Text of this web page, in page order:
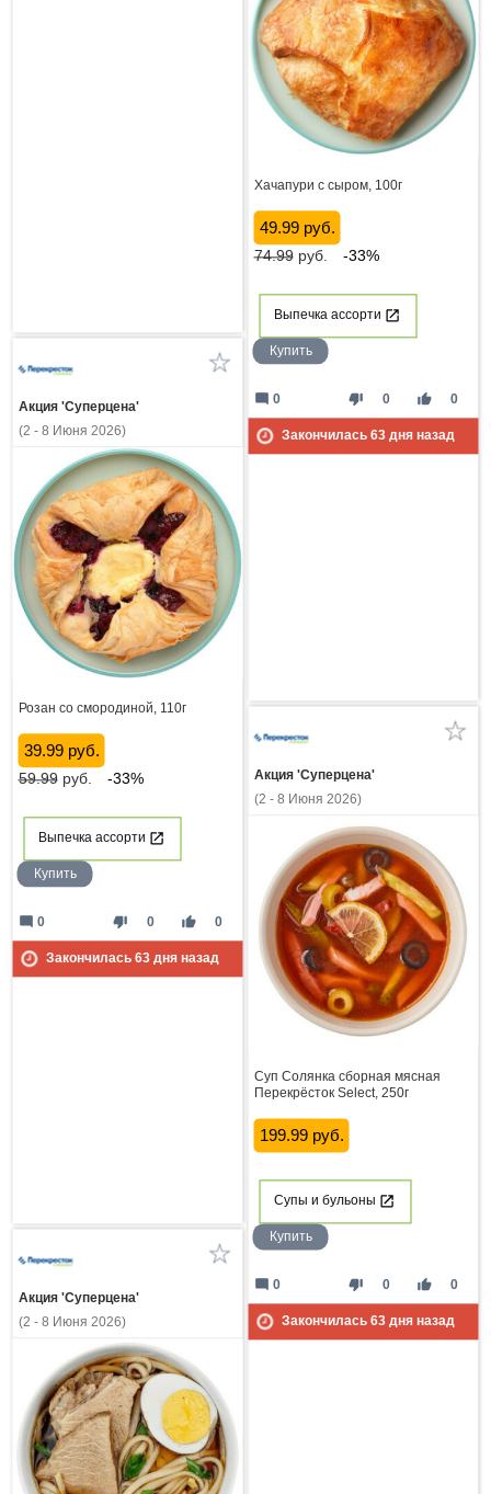
Хачапури с сыром, 100г
49.99 руб.
74.99руб. -33%
Выпечка ассорти
Купить
thumb_down 0 thumb_up 0
mode_comment 0
Закончилась 63дня назад
Акция 'Суперцена'
(2 - 8 Июня 2026)
Розан со смородиной, 110г
39.99 руб.
59.99руб. -33%
Выпечка ассорти
Купить
thumb_down 0 thumb_up 0
mode_comment 0
Закончилась 63дня назад
Акция 'Суперцена'
(2 - 8 Июня 2026)
Суп Солянка сборная мясная
Перекрёсток Select, 250г
199.99 руб.
Супы и бульоны
Купить
thumb_down 0 thumb_up 0
mode_comment 0
Закончилась 63дня назад
Акция 'Суперцена'
(2 - 8 Июня 2026)